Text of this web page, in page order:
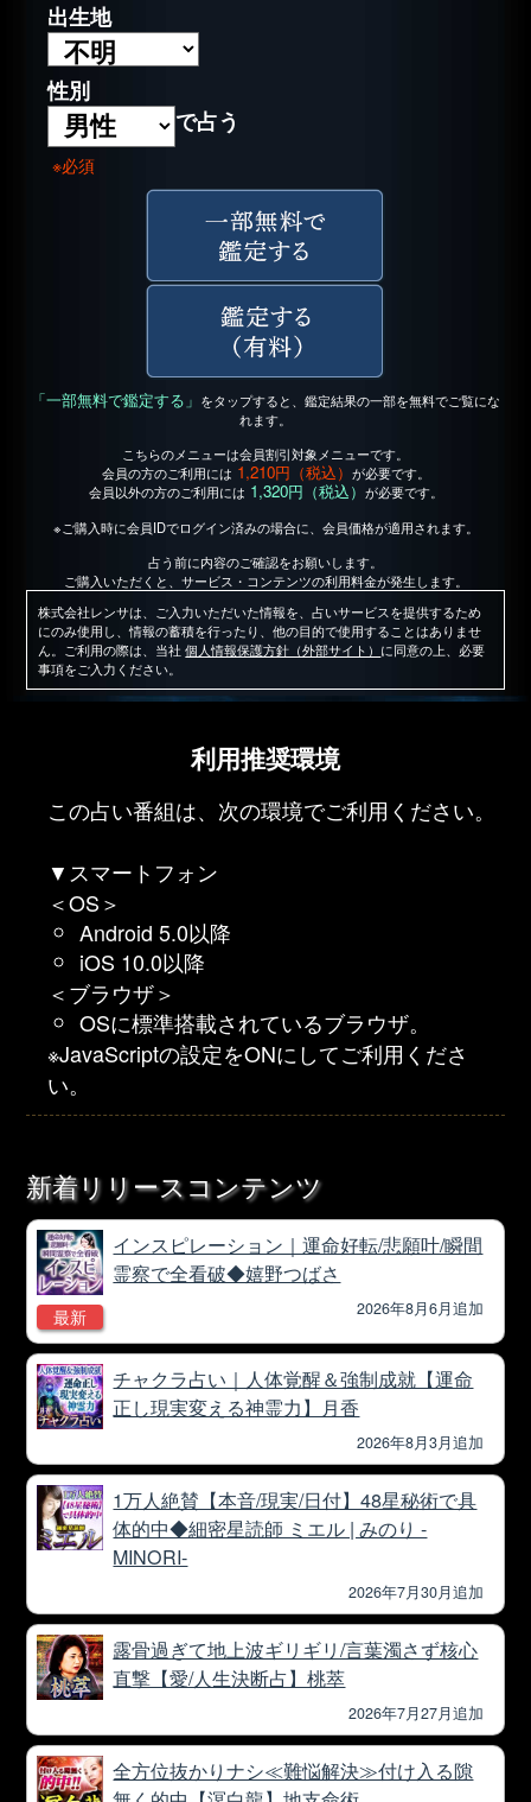
出生地
性別
で占う
※必須
「一部無料で鑑定する」 をタップすると、鑑定結果の一部を無料でご覧にな
れます。
こちらのメニューは会員割引対象メニューです。
会員の方のご利用には 1,210円（税込） が必要です。
会員以外の方のご利用には 1,320円（税込） が必要です。
※ご購入時に会員IDでログイン済みの場合に、会員価格が適用されます。
占う前に内容のご確認をお願いします。
ご購入いただくと、サービス・コンテンツの利用料金が発生します。
株式会社レンサは、ご入力いただいた情報を、占いサービスを提供するため
にのみ使用し、情報の蓄積を行ったり、他の目的で使用することはありませ
ん。ご利用の際は、当社個人情報保護方針（外部サイト） に同意の上、必要
事項をご入力ください。
利用推奨環境
この占い番組は、次の環境でご利用ください。
▼スマートフォン
＜OS＞
Android 5.0以降
iOS 10.0以降
＜ブラウザ＞
OSに標準搭載されているブラウザ。
※JavaScriptの設定をONにしてご利用くださ
い。
新着リリースコンテンツ
最新
インスピレーション｜運命好転/悲願叶/瞬間
霊察で全看破◆嬉野つばさ
2026年8月6月追加
チャクラ占い｜人体覚醒＆強制成就【運命
正し現実変える神霊力】月香
2026年8月3月追加
1万人絶賛【本音/現実/日付】48星秘術で具
体的中◆細密星読師 ミエル | みのり -
MINORI-
2026年7月30月追加
露骨過ぎて地上波ギリギリ/言葉濁さず核心
直撃【愛/人生決断占】桃萃
2026年7月27月追加
全方位抜かりナシ≪難悩解決≫付け入る隙